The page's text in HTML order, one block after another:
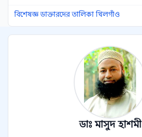
বিশেষজ্ঞ ডাক্তারদের তালিকা খিলগাঁও
ডাঃ মাসুদ হাশমী